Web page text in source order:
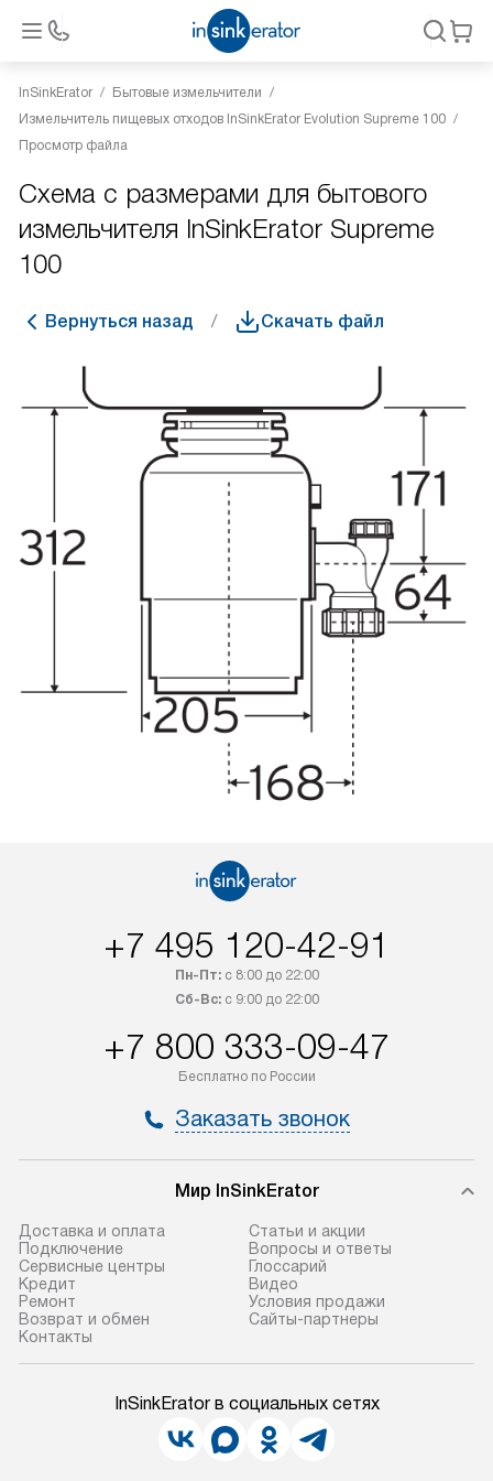
InSinkErator
Бытовые измельчители
Измельчитель пищевых отходов InSinkErator Evolution Supreme 100
Просмотр файла
Схема с размерами для бытового
измельчителя InSinkErator Supreme
100
Вернуться назад Скачать файл
+7 495 120-42-91
Пн-Пт:с 8:00 до 22:00
Сб-Вс:с 9:00 до 22:00
+7 800 333-09-47
Бесплатно по России
Заказать звонок
Мир InSinkErator
Доставка и оплата
Подключение
Сервисные центры
Кредит
Ремонт
Возврат и обмен
Контакты
Статьи и акции
Вопросы и ответы
Глоссарий
Видео
Условия продажи
Сайты-партнеры
InSinkErator в социальных сетях